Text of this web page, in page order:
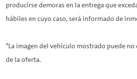
producirse demoras en la entrega que
hábiles en cuyo caso, será informado de
*La imagen del vehículo mostrado puede
de la oferta.